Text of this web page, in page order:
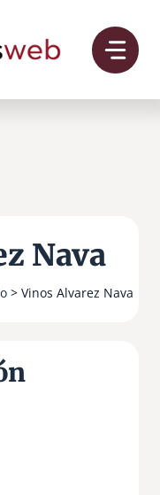
Nava
> Vinos Alvarez Nava